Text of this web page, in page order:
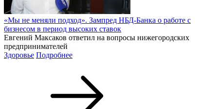
«Мы не меняли подход». Зампред НБД-Банка о работе с
бизнесом в период высоких ставок
Евгений Максаков ответил на вопросы нижегородских
предпринимателей
Здоровье Подробнее